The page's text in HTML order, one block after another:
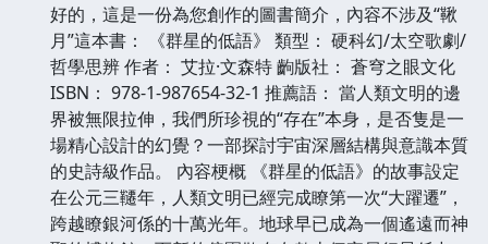
好的，這是一份為您創作的圖書簡介，內容不涉及“鞦
月”這本書： 《群星的低語》 類型： 硬科幻/太空歌劇/
哲學思辨 作者： 艾拉·文森特 齣版社： 蒼穹之眼文化
ISBN： 978-1-987654-32-1 推薦語： 當人類文明的邊
界被無限拉伸，我們所珍視的“存在”本身，是否隻是一
場精心設計的幻覺？一部探討宇宙深層結構與意識本質
的史詩級作品。 內容梗概 《群星的低語》的故事設定
在公元三韆年，人類文明已經完成瞭第一次“大躍遷”，
跨越瞭銀河係的十萬光年。地球早已成為一個遙遠而神